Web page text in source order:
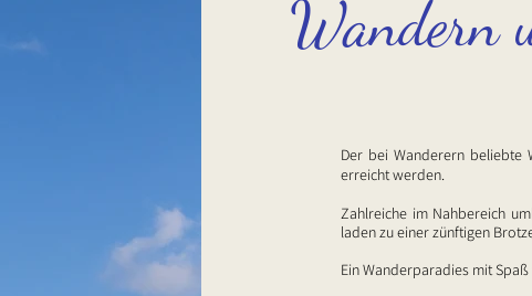
Wandern
Der bei Wanderern beliebte
erreicht werden.
Zahlreiche im Nahbereich
laden zu einer zünftigen
Ein Wanderparadies mit